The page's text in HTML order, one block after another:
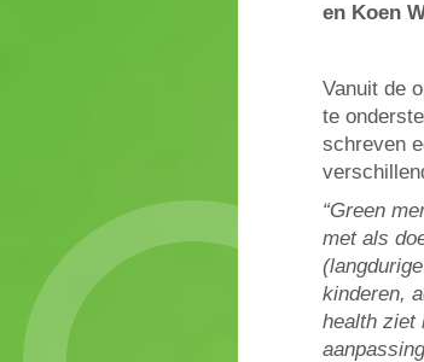
en Koen
Vanuit de
te
schreven
“Green
met als
kinderen,
health ziet